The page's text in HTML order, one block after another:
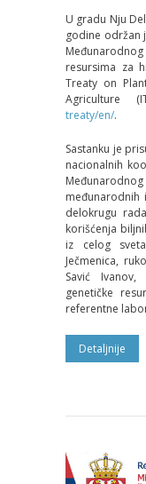
U gradu Nјu
godine održan
resursima za
Treaty on
Agriculture
treaty/en/.
Sastanku je
nacionalnih
međunarodnih
delokrugu
korišćenja
iz celog
Ječmenica,
Savić
genetičke
referentne
Detalјnije